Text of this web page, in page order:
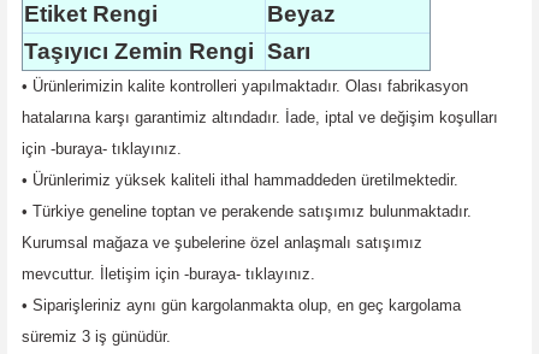
Etiket Rengi
Beyaz
Taşıyıcı Zemin Rengi Sarı
• Ürünlerimizin kalite kontrolleri yapılmaktadır. Olası fabrikasyon
hatalarına karşı garantimiz altındadır. İade, iptal ve değişim koşulları
için -buraya- tıklayınız.
• Ürünlerimiz yüksek kaliteli ithal hammaddeden üretilmektedir.
• Türkiye geneline toptan ve perakende satışımız bulunmaktadır.
Kurumsal mağaza ve şubelerine özel anlaşmalı satışımız
mevcuttur.
İletişim için -buraya- tıklayınız.
• Siparişleriniz aynı gün kargolanmakta olup, en geç kargolama
süremiz 3 iş günüdür.